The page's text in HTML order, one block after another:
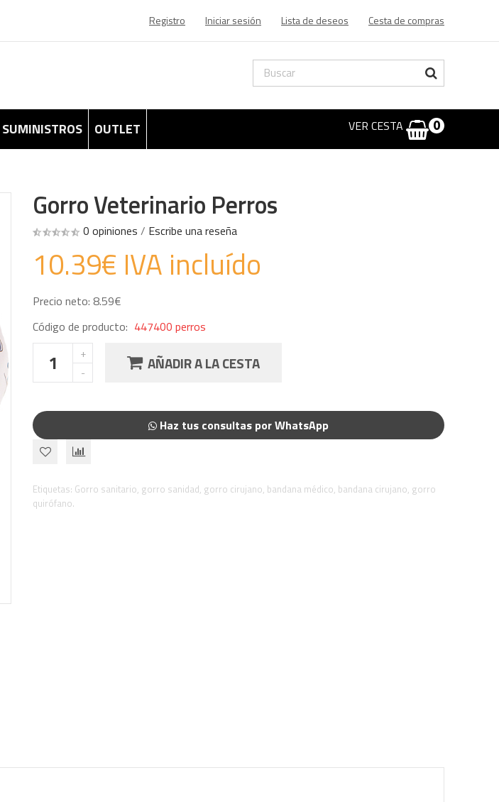
Registro Iniciar sesión Lista de deseos Cesta de compras
SUMINISTROS OUTLET VER CESTA 0
Gorro Veterinario Perros
0 opiniones / Escribe una reseña
10.39€ IVA incluído
Precio neto: 8.59€
Código de producto: 447400 perros
AÑADIR A LA CESTA
Haz tus consultas por WhatsApp
Etiquetas: Gorro sanitario, gorro sanidad, gorro cirujano, bandana médico, bandana cirujano, gorro
quirófano.